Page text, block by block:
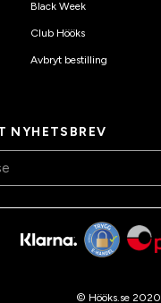
Black Week
Club Hööks
Avbryt bestilling
NYHETSBREV
© Hööks.se 2020